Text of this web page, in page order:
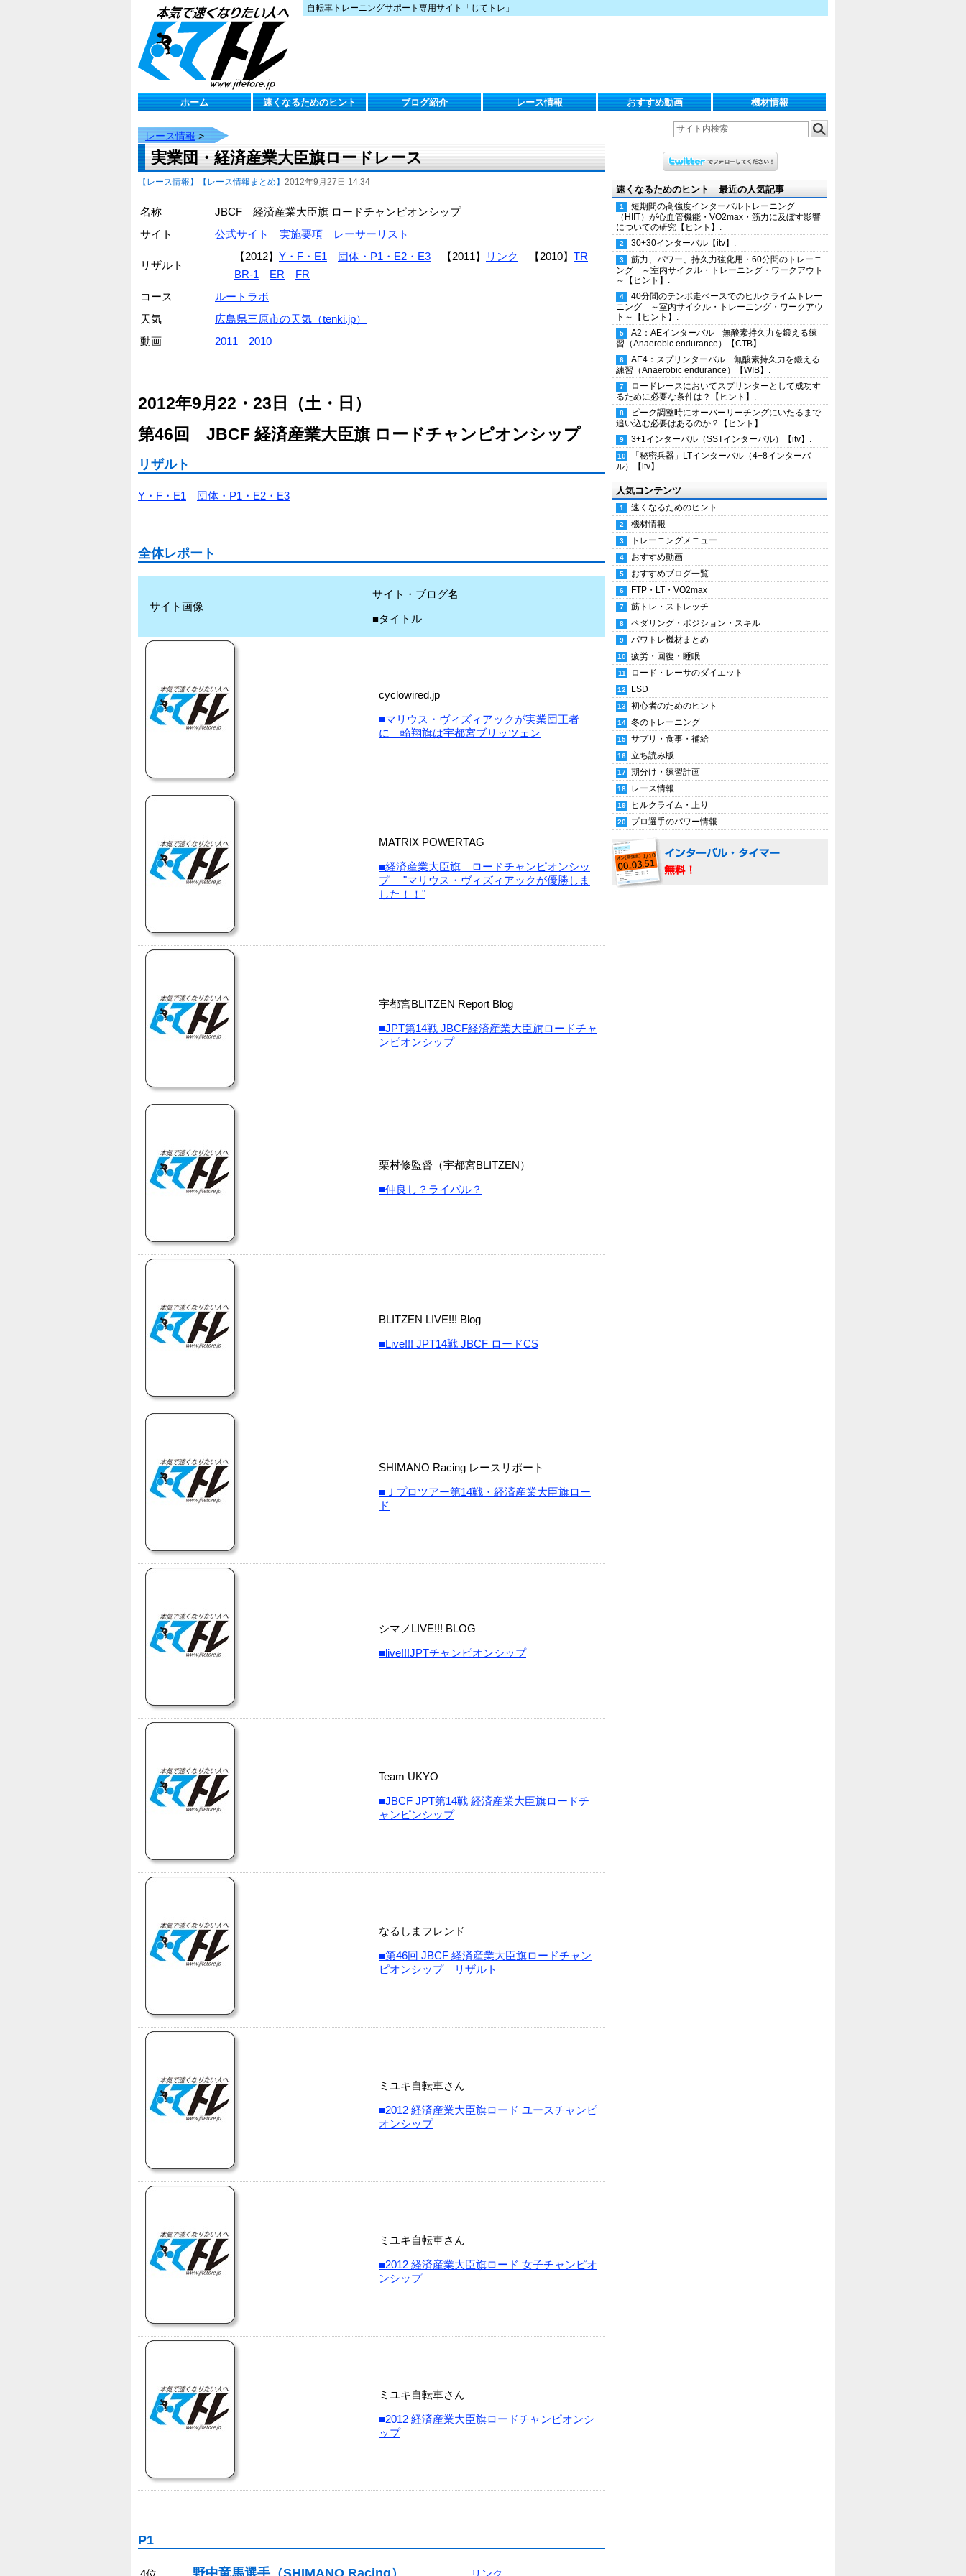
自転車トレーニングサポート専用サイト「じてトレ」
ホーム 速くなるためのヒント ブログ紹介 レース情報 おすすめ動画 機材情報
レース情報 >
実業団・経済産業大臣旗ロードレース
【レース情報】 【レース情報まとめ】 2012年9月27日 14:34
名称
JBCF 経済産業大臣旗 ロードチャンピオンシップ
サイト
公式サイト 実施要項 レーサーリスト
リザルト
【2012】 Y・F・E1 団体・P1・E2・E3 【2011】 リンク 【2010】 TR
BR-1
ER
FR
コース
ルートラボ
天気
広島県三原市の天気（tenki.jp）
動画
2011 2010
2012年9月22・23日（土・日）
第46回 JBCF 経済産業大臣旗 ロードチャンピオンシップ
リザルト
Y・F・E1 団体・P1・E2・E3
全体レポート
サイト画像
サイト・ブログ名
■タイトル
cyclowired.jp
■マリウス・ヴィズィアックが実業団王者
に 輪翔旗は宇都宮ブリッツェン
MATRIX POWERTAG
■経済産業大臣旗 ロードチャンピオンシッ
プ "マリウス・ヴィズィアックが優勝しま
した！！"
宇都宮BLITZEN Report Blog
■JPT第14戦 JBCF経済産業大臣旗ロードチャ
ンピオンシップ
栗村修監督（宇都宮BLITZEN）
■仲良し？ライバル？
BLITZEN LIVE!!! Blog
■Live!!! JPT14戦 JBCF ロードCS
SHIMANO Racing レースリポート
■Ｊプロツアー第14戦・経済産業大臣旗ロー
ド
シマノLIVE!!! BLOG
■live!!!JPTチャンピオンシップ
Team UKYO
■JBCF JPT第14戦 経済産業大臣旗ロードチ
ャンピンシップ
なるしまフレンド
■第46回 JBCF 経済産業大臣旗ロードチャン
ピオンシップ リザルト
ミユキ自転車さん
■2012 経済産業大臣旗ロード ユースチャンピ
オンシップ
ミユキ自転車さん
■2012 経済産業大臣旗ロード 女子チャンピオ
ンシップ
ミユキ自転車さん
■2012 経済産業大臣旗ロードチャンピオンシ
ップ
P1
4位 リンク
速くなるためのヒント 最近の人気記事
短期間の高強度インターバルトレーニング
（HIIT）が心血管機能・VO2max・筋力に及ぼす影響
についての研究【ヒント】.
30+30インターバル【itv】.
筋力、パワー、持久力強化用・60分間のトレーニ
ング ～室内サイクル・トレーニング・ワークアウト
～【ヒント】.
40分間のテンポ走ペースでのヒルクライムトレー
ニング ～室内サイクル・トレーニング・ワークアウ
ト～【ヒント】.
A2：AEインターバル 無酸素持久力を鍛える練
習（Anaerobic endurance）【CTB】.
AE4：スプリンターバル 無酸素持久力を鍛える
練習（Anaerobic endurance）【WIB】.
ロードレースにおいてスプリンターとして成功す
るために必要な条件は？【ヒント】.
ピーク調整時にオーバーリーチングにいたるまで
追い込む必要はあるのか？【ヒント】.
3+1インターバル（SSTインターバル）【itv】.
「秘密兵器」LTインターバル（4+8インターバ
ル）【itv】.
人気コンテンツ
速くなるためのヒント
機材情報
トレーニングメニュー
おすすめ動画
おすすめブログ一覧
FTP・LT・VO2max
筋トレ・ストレッチ
ペダリング・ポジション・スキル
パワトレ機材まとめ
疲労・回復・睡眠
ロード・レーサのダイエット
LSD
初心者のためのヒント
冬のトレーニング
サプリ・食事・補給
立ち読み版
期分け・練習計画
レース情報
ヒルクライム・上り
プロ選手のパワー情報